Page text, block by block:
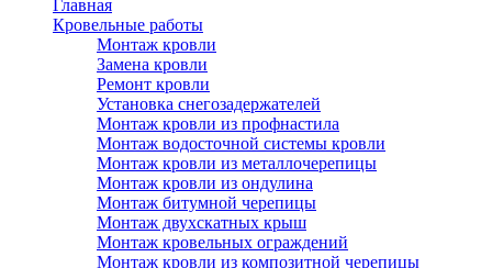
Главная
Кровельные работы
Монтаж кровли
Замена кровли
Ремонт кровли
Установка снегозадержателей
Монтаж кровли из профнастила
Монтаж водосточной системы кровли
Монтаж кровли из металлочерепицы
Монтаж кровли из ондулина
Монтаж битумной черепицы
Монтаж двухскатных крыш
Монтаж кровельных ограждений
Монтаж кровли из композитной черепицы